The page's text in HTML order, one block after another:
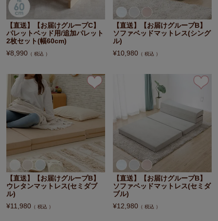
【直送】【お届けグループC】
パレットベッド用/追加パレット
2枚セット(幅60cm)
¥8,990 税込
【直送】【お届けグループB】
ソファベッドマットレス(シング
ル)
¥10,980 税込
【直送】【お届けグループB】
ウレタンマットレス(セミダブ
ル)
¥11,980 税込
【直送】【お届けグループB】
ソファベッドマットレス(セミダ
ブル)
¥12,980 税込